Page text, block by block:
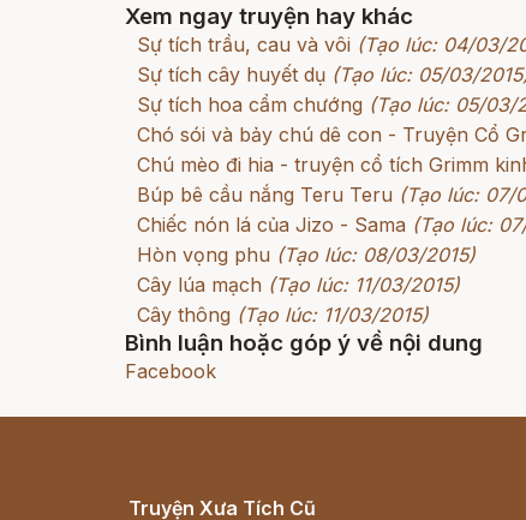
Xem ngay truyện hay khác
Sự tích trầu, cau và vôi (Tạo lúc: 04/03/
Sự tích cây huyết dụ (Tạo lúc: 05/03/
Sự tích hoa cẩm chướng (Tạo lúc: 05/03/
Chó sói và bảy chú dê con - Truyện Cổ
Chú mèo đi hia - truyện cổ tích Grimm
Búp bê cầu nắng Teru Teru (Tạo lúc: 07/
Chiếc nón lá của Jizo - Sama (Tạo lúc:
Hòn vọng phu (Tạo lúc: 08/03/2015)
Cây lúa mạch (Tạo lúc: 11/03/2015)
Cây thông (Tạo lúc: 11/03/2015)
Bình luận hoặc góp ý về nội dung
Facebook
Truyện Xưa Tích Cũ